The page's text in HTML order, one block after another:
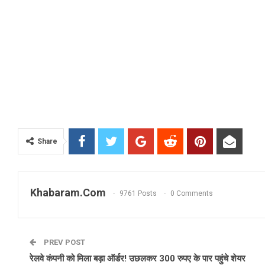
Share
Khabaram.Com 9761 Posts 0 Comments
PREV POST
रेलवे कंपनी को मिला बड़ा ऑर्डर! उछलकर 300 रुपए के पार पहुंचे शेयर